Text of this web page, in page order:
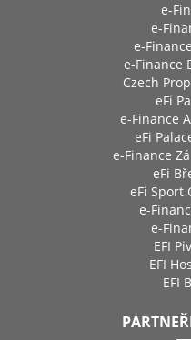
e-
e-
e-
e-Finance
Czech
eFi
e-Finance
eFi
e-Finance
eFi
eFi Sport
e-
e-
EFI
EFI
EFI